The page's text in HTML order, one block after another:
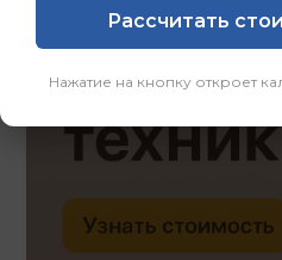
Рассчитать
Нажатие на кнопку откроет